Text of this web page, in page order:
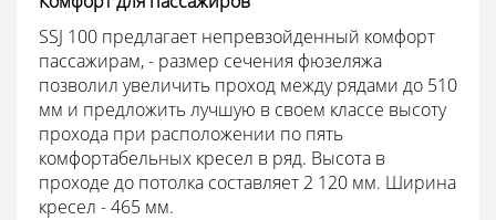
SSJ 100 предлагает непревзойденный комфорт
пассажирам, - размер сечения фюзеляжа
позволил увеличить проход между рядами до 510
мм и предложить лучшую в своем классе высоту
прохода при расположении по пять
комфортабельных кресел в ряд. Высота в
проходе до потолка составляет 2 120 мм. Ширина
кресел - 465 мм.